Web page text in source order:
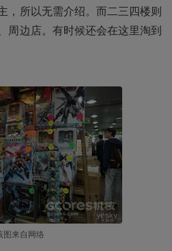
，所以无需介绍。而二三四楼则
周边店。有时候还会在这里淘到
图来自网络